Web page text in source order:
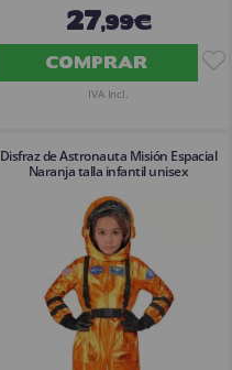
27,99€
COMPRAR
IVA Incl.
Disfraz de Astronauta Misión Espacial
Naranja talla infantil unisex